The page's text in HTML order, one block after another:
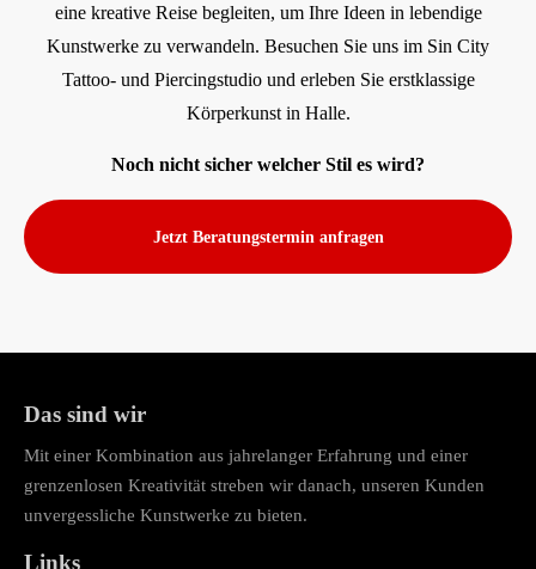
eine kreative Reise begleiten, um Ihre Ideen in lebendige
Kunstwerke zu verwandeln. Besuchen Sie uns im Sin City
Tattoo- und Piercingstudio und erleben Sie erstklassige
Körperkunst in Halle.
Noch nicht sicher welcher Stil es wird?
Jetzt Beratungstermin anfragen
Das sind wir
Mit einer Kombination aus jahrelanger Erfahrung und einer
grenzenlosen Kreativität streben wir danach, unseren Kunden
unvergessliche Kunstwerke zu bieten.
Links